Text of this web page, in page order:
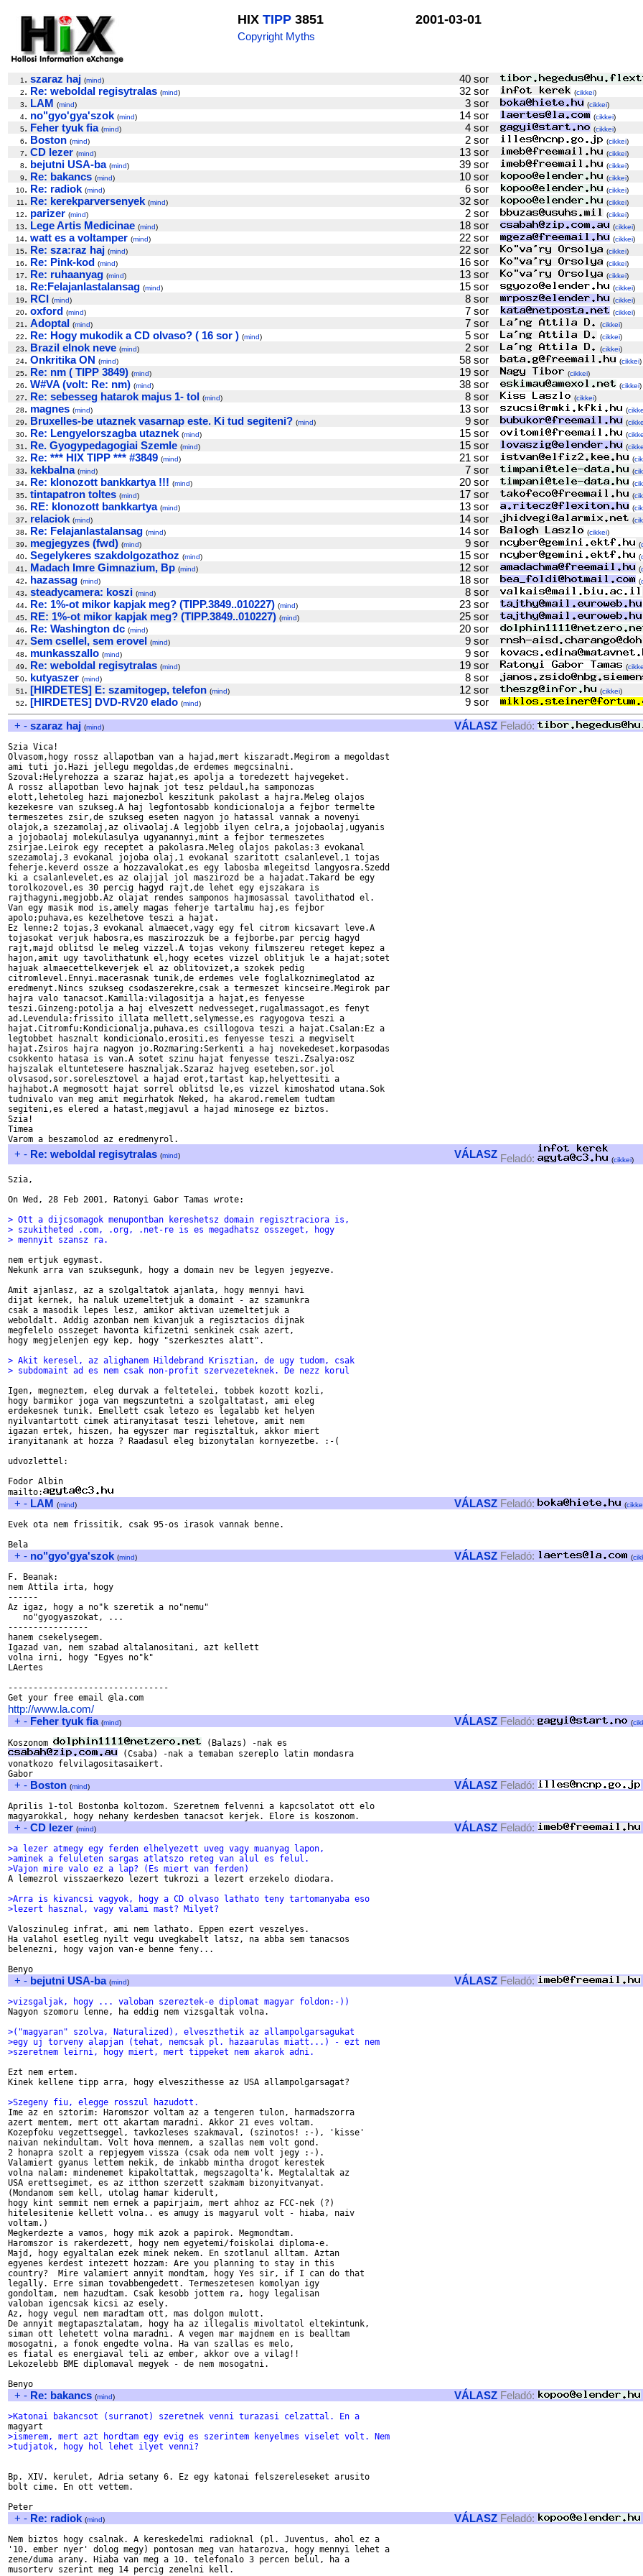
HIX TIPP 3851
Copyright Myths
2001-03-01
1 . szaraz haj (mind) 40 sor
2. Re: weboldal regisytralas (mind) 32 sor (cikkei)
3. LAM (mind) 3 sor (cikkei)
4. no"gyo'gya'szok (mind) 14 sor (cikkei)
5. Feher tyuk fia (mind) 4 sor (cikkei)
6. Boston (mind) 2 sor (cikkei)
7. CD lezer (mind) 13 sor (cikkei)
8. bejutni USA-ba (mind) 39 sor (cikkei)
9. Re: bakancs (mind) 10 sor (cikkei)
10. Re: radiok (mind) 6 sor (cikkei)
11 . Re: kerekparversenyek (mind) 32 sor (cikkei)
12. parizer (mind) 2 sor (cikkei)
13. Lege Artis Medicinae (mind) 18 sor (cikkei)
14. watt es a voltamper (mind) 22 sor (cikkei)
15. Re: sza:raz haj (mind) 22 sor (cikkei)
16. Re: Pink-kod (mind) 16 sor (cikkei)
17. Re: ruhaanyag (mind) 13 sor (cikkei)
18. Re:Felajanlastalansag (mind) 15 sor (cikkei)
19. RCI (mind) 8 sor (cikkei)
20. oxford (mind) 7 sor (cikkei)
21 . Adoptal (mind) 7 sor (cikkei)
22. Re: Hogy mukodik a CD olvaso? ( 16 sor ) (mind) 5 sor (cikkei)
23. Brazil elnok neve (mind) 2 sor (cikkei)
24. Onkritika ON (mind) 58 sor (cikkei)
25. Re: nm ( TIPP 3849) (mind) 19 sor (cikkei)
26. W#VA (volt: Re: nm) (mind) 38 sor (cikkei)
27. Re: sebesseg hatarok majus 1- tol (mind) 8 sor (cikkei)
28. magnes (mind) 13 sor (
29. Bruxelles-be utaznek vasarnap este. Ki tud segiteni? (mind) 9 sor (
30. Re: Lengyelorszagba utaznek (mind) 15 sor (
31 . Re. Gyogypedagogiai Szemle (mind) 15 sor (
32. Re: *** HIX TIPP *** #3849 (mind) 21 sor (
33. kekbalna (mind) 7 sor (
34. Re: klonozott bankkartya !!! (mind) 20 sor (
35. tintapatron toltes (mind) 17 sor (
36. RE: klonozott bankkartya (mind) 13 sor (
37. relaciok (mind) 14 sor (
38. Re: Felajanlastalansag (mind) 14 sor (cikkei)
39. megjegyzes (fwd) (mind) 9 sor (
40. Segelykeres szakdolgozathoz (mind) 15 sor (
41 . Madach Imre Gimnazium, Bp (mind) 12 sor (
42. hazassag (mind) 18 sor (
43. steadycamera: koszi (mind) 8 sor
44. Re: 1%-ot mikor kapjak meg? (TIPP.3849..010227) (mind) 23 sor
45. RE: 1%-ot mikor kapjak meg? (TIPP.3849..010227) (mind) 25 sor
46. Re: Washington dc (mind) 20 sor
47. Sem csellel, sem erovel (mind) 9 sor
48. munkasszallo (mind) 9 sor
49. Re: weboldal regisytralas (mind) 19 sor (
50. kutyaszer (mind) 8 sor
51 . [HIRDETES] E: szamitogep, telefon (mind) 12 sor (cikkei)
52. [HIRDETES] DVD-RV20 elado (mind) 9 sor
+ - szaraz haj (mind) VÁLASZ Feladó:
Szia Vica!
Olvasom,hogy rossz allapotban van a hajad,mert kiszaradt.Megirom a megoldast
ami tuti jo.Hazi jellegu megoldas,de erdemes megcsinalni.
Szoval:Helyrehozza a szaraz hajat,es apolja a toredezett hajvegeket.
A rossz allapotban levo hajnak jot tesz peldaul,ha samponozas
elott,lehetoleg hazi majonezbol keszitunk pakolast a hajra.Meleg olajos
kezekesre van szukseg.A haj legfontosabb kondicionaloja a fejbor termelte
termeszetes zsir,de szukseg eseten nagyon jo hatassal vannak a novenyi
olajok,a szezamolaj,az olivaolaj.A legjobb ilyen celra,a jojobaolaj,ugyanis
a jojobaolaj molekulasulya ugyanannyi,mint a fejbor termeszetes
zsirjae.Leirok egy receptet a pakolasra.Meleg olajos pakolas:3 evokanal
szezamolaj,3 evokanal jojoba olaj,1 evokanal szaritott csalanlevel,1 tojas
feherje.keverd ossze a hozzavalokat,es egy labosba mlegeitsd langyosra.Szedd
ki a csalanlevelet,es az olajjal jol maszirozd be a hajadat.Takard be egy
torolkozovel,es 30 percig hagyd rajt,de lehet egy ejszakara is
rajthagyni,megjobb.Az olajat rendes samponos hajmosassal tavolithatod el.
Van egy masik mod is,amely magas feherje tartalmu haj,es fejbor
apolo;puhava,es kezelhetove teszi a hajat.
Ez lenne:2 tojas,3 evokanal almaecet,vagy egy fel citrom kicsavart leve.A
tojasokat verjuk habosra,es maszirozzuk be a fejborbe.par percig hagyd
rajt,majd oblitsd le meleg vizzel.A tojas vekony filmszereu reteget kepez a
hajon,amit ugy tavolithatunk el,hogy ecetes vizzel oblitjuk le a hajat;sotet
hajuak almaecettelkeverjek el az oblitovizet,a szokek pedig
citromlevel.Ennyi.macerasnak tunik,de erdemes vele foglalkoznimeglatod az
eredmenyt.Nincs szukseg csodaszerekre,csak a termeszet kincseire.Megirok par
hajra valo tanacsot.Kamilla:vilagositja a hajat,es fenyesse
teszi.Ginzeng:potolja a haj elveszett nedvesseget,rugalmassagot,es fenyt
ad.Levendula:frissito illata mellett,selymesse,es ragyogova teszi a
hajat.Citromfu:Kondicionalja,puhava,es csillogova teszi a hajat.Csalan:Ez a
legtobbet hasznalt kondicionalo,erositi,es fenyesse teszi a megviselt
hajat.Zsiros hajra nagyon jo.Rozmaring:Serkenti a haj novekedeset,korpasodas
csokkento hatasa is van.A sotet szinu hajat fenyesse teszi.Zsalya:osz
hajszalak eltuntetesere hasznaljak.Szaraz hajveg eseteben,sor.jol
olvsasod,sor.sorelesztovel a hajad erot,tartast kap,helyettesiti a
hajhabot.A megmosott hajat sorrel oblitsd le,es vizzel kimoshatod utana.Sok
tudnivalo van meg amit megirhatok Neked, ha akarod.remelem tudtam
segiteni,es elered a hatast,megjavul a hajad minosege ez biztos.
Szia!
Timea
+ - Re: weboldal regisytralas (mind) VÁLASZ Feladó: (cikkei)
Szia,
On Wed, 28 Feb 2001, Ratonyi Gabor Tamas wrote:
> Ott a dijcsomagok menupontban kereshetsz domain regisztraciora is,
> szukitheted .com, .org, .net-re is es megadhatsz osszeget, hogy
> mennyit szansz ra.
nem ertjuk egymast.
Nekunk arra van szuksegunk, hogy a domain nev be legyen jegyezve.
Amit ajanlasz, az a szolgaltatok ajanlata, hogy mennyi havi
dijat kernek, ha naluk uzemeltetjuk a domaint - az szamunkra
csak a masodik lepes lesz, amikor aktivan uzemeltetjuk a
weboldalt. Addig azonban nem kivanjuk a regisztacios dijnak
megfelelo osszeget havonta kifizetni senkinek csak azert,
hogy megjelenjen egy kep, hogy "szerkesztes alatt".
> Akit keresel, az alighanem Hildebrand Krisztian, de ugy tudom, csak
> subdomaint ad es nem csak non-profit szervezeteknek. De nezz korul
Igen, megneztem, eleg durvak a feltetelei, tobbek kozott kozli,
hogy barmikor joga van megszuntetni a szolgaltatast, ami eleg
erdekesnek tunik. Emellett csak letezo es legalabb ket helyen
nyilvantartott cimek atiranyitasat teszi lehetove, amit nem
igazan ertek, hiszen, ha egyszer mar regisztaltuk, akkor miert
iranyitanank at hozza ? Raadasul eleg bizonytalan kornyezetbe. :-(
udvozlettel:
Fodor Albin
mailto:
+ - LAM (mind) VÁLASZ Feladó: (
Evek ota nem frissitik, csak 95-os irasok vannak benne.
+ - no"gyo'gya'szok (mind) VÁLASZ Feladó: (
F. Beanak:
nem Attila irta, hogy
------
Az igaz, hogy a no"k szeretik a no"nemu"
   no"gyogyaszokat, ...
----------------
hanem csekelysegem.
Igazad van, nem szabad altalanositani, azt kellett
volna irni, hogy "Egyes no"k"
LAertes
--------------------------------
http://www.la.com/
+ - Feher tyuk fia (mind) VÁLASZ Feladó: (
Koszonom
(Csaba) -nak a temaban szereplo latin mondasra
vonatkozo felvilagositasaikert.
+ - Boston (mind) VÁLASZ Feladó:
Aprilis 1-tol Bostonba koltozom. Szeretnem felvenni a kapcsolatot ott elo
+ - CD lezer (mind) VÁLASZ Feladó:
>a lezer atmegy egy ferden elhelyezett uveg vagy muanyag lapon,
>aminek a feluleten sargas atlatszo reteg van alul es felul.
>Vajon mire valo ez a lap? (Es miert van ferden)
A lemezrol visszaerkezo lezert tukrozi a lezert erzekelo diodara.
>Arra is kivancsi vagyok, hogy a CD olvaso lathato teny tartomanyaba eso
>lezert hasznal, vagy valami mast? Milyet?
Valoszinuleg infrat, ami nem lathato. Eppen ezert veszelyes.
Ha valahol esetleg nyilt vegu uvegkabelt latsz, na abba sem tanacsos
belenezni, hogy vajon van-e benne feny...
+ - bejutni USA-ba (mind) VÁLASZ Feladó:
>vizsgaljak, hogy ... valoban szereztek-e diplomat magyar foldon:-))
Nagyon szomoru lenne, ha eddig nem vizsgaltak volna.
>("magyaran" szolva, Naturalized), elveszthetik az allampolgarsagukat
>egy uj torveny alapjan (tehat, nemcsak pl. hazaarulas miatt...) - ezt nem
>szeretnem leirni, hogy miert, mert tippeket nem akarok adni.
Ezt nem ertem.
Kinek kellene tipp arra, hogy elveszithesse az USA allampolgarsagat?
>Szegeny fiu, elegge rosszul hazudott.
Ime az en sztorim: Haromszor voltam az a tengeren tulon, harmadszorra
azert mentem, mert ott akartam maradni. Akkor 21 eves voltam.
Kozepfoku vegzettseggel, tavkozleses szakmaval, (szinotos! :-), 'kisse'
naivan nekindultam. Volt hova mennem, a szallas nem volt gond.
2 honapra szolt a repjegyem vissza (csak oda nem volt jegy :-).
Valamiert gyanus lettem nekik, de inkabb mintha drogot kerestek
volna nalam: mindenemet kipakoltattak, megszagolta'k. Megtalaltak az
USA erettsegimet, es az itthon szerzett szakmam bizonyitvanyat.
(Mondanom sem kell, utolag hamar kiderult,
hogy kint semmit nem ernek a papirjaim, mert ahhoz az FCC-nek (?)
hitelesitenie kellett volna.. es amugy is magyarul volt - hiaba, naiv
voltam.)
Megkerdezte a vamos, hogy mik azok a papirok. Megmondtam.
Haromszor is rakerdezett, hogy nem egyetemi/foiskolai diploma-e.
Majd, hogy egyaltalan ezek minek nekem. En szotlanul alltam. Aztan
egyenes kerdest intezett hozzam: Are you planning to stay in this
country?  Mire valamiert annyit mondtam, hogy Yes sir, if I can do that
legally. Erre siman tovabbengedett. Termeszetesen komolyan igy
gondoltam, nem hazudtam. Csak kesobb jottem ra, hogy legalisan
valoban igencsak kicsi az esely.
Az, hogy vegul nem maradtam ott, mas dolgon mulott.
De annyit megtapasztalatam, hogy ha az illegalis mivoltatol eltekintunk,
siman ott lehetett volna maradni. A vegen mar majdnem en is bealltam
mosogatni, a fonok engedte volna. Ha van szallas es melo,
es fiatal es energiaval teli az ember, akkor ove a vilag!!
Lekozelebb BME diplomaval megyek - de nem mosogatni.
+ - Re: bakancs (mind) VÁLASZ Feladó:
>Katonai bakancsot (surranot) szeretnek venni turazasi celzattal. En a
>ismerem, mert azt hordtam egy evig es szerintem kenyelmes viselet volt. Nem
>tudjatok, hogy hol lehet ilyet venni?
Bp. XIV. kerulet, Adria setany 6. Ez egy katonai felszereleseket arusito
bolt cime. En ott vettem.
+ - Re: radiok (mind) VÁLASZ Feladó:
Nem biztos hogy csalnak. A kereskedelmi radioknal (pl. Juventus, ahol ez a
'10. ember nyer' dolog megy) pontosan meg van hatarozva, hogy mennyi lehet a
zene/duma arany. Hiaba van meg a 10. telefonalo 3 percen belul, ha a
musorterv szerint meg 14 percig zenelni kell.